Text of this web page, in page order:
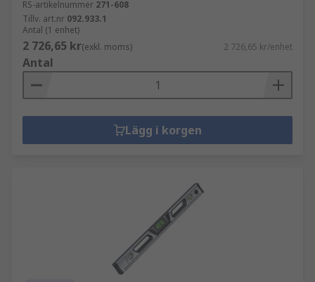
RS-artikelnummer 271-608
Tillv. art.nr 092.933.1
Antal (1 enhet)
2 726,65 kr(exkl. moms) 2 726,65 kr/enhet
Antal
Lägg i korgen